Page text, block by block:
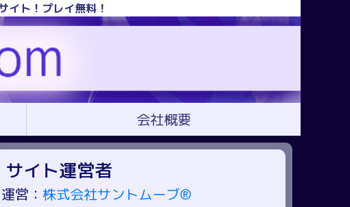
イト！プレイ無料！
会社概要
サイト運営者
運営： 株式会社サントムーブ®